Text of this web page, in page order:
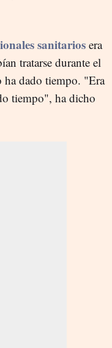
sanitarios era
tratarse durante el
dado tiempo. "Era
tiempo", ha dicho